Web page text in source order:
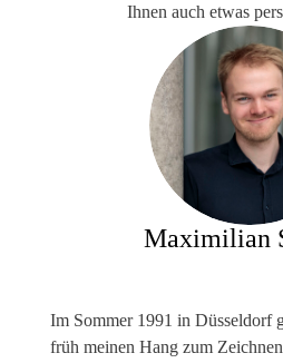
Ihnen auch etwas
Maximilian
Im Sommer 1991 in Düsseldorf
früh meinen Hang zum